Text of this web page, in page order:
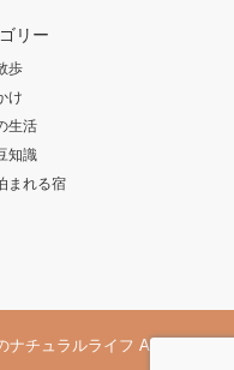
リー
歩
け
生活
知識
まれる宿
ナチュラルライフ All rights